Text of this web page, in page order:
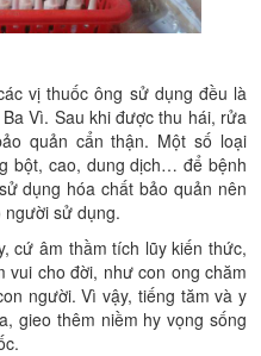
vị thuốc ông sử dụng đều là
Vì. Sau khi được thu hái, rửa
quản cẩn thận. Một số loại
bột, cao, dung dịch… để bệnh
dụng hóa chất bảo quản nên
sử dụng.
cứ âm thầm tích lũy kiến thức,
vui cho đời, như con ong chăm
người. Vì vậy, tiếng tăm và y
gieo thêm niềm hy vọng sống